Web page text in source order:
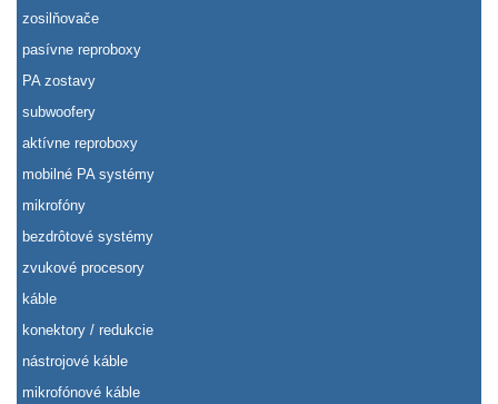
zosilňovače
pasívne reproboxy
PA zostavy
subwoofery
aktívne reproboxy
mobilné PA systémy
mikrofóny
bezdrôtové systémy
zvukové procesory
káble
konektory / redukcie
nástrojové káble
mikrofónové káble